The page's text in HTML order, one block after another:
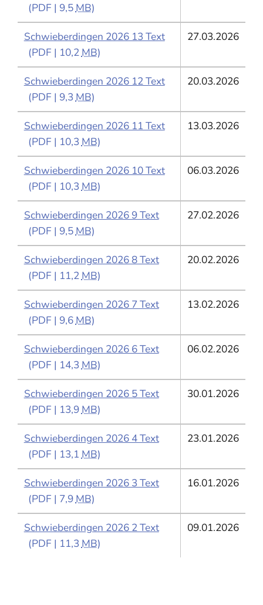
(PDF | 9,5MB)
Schwieberdingen 2026 13 Text
(PDF | 10,2MB)
27.03.2026
Schwieberdingen 2026 12 Text
(PDF | 9,3MB)
20.03.2026
Schwieberdingen 2026 11 Text
(PDF | 10,3MB)
13.03.2026
Schwieberdingen 2026 10 Text
(PDF | 10,3MB)
06.03.2026
Schwieberdingen 2026 9 Text
(PDF | 9,5MB)
27.02.2026
Schwieberdingen 2026 8 Text
(PDF | 11,2MB)
20.02.2026
Schwieberdingen 2026 7 Text
(PDF | 9,6MB)
13.02.2026
Schwieberdingen 2026 6 Text
(PDF | 14,3MB)
06.02.2026
Schwieberdingen 2026 5 Text
(PDF | 13,9MB)
30.01.2026
Schwieberdingen 2026 4 Text
(PDF | 13,1MB)
23.01.2026
Schwieberdingen 2026 3 Text
(PDF | 7,9MB)
16.01.2026
Schwieberdingen 2026 2 Text
(PDF | 11,3MB)
09.01.2026